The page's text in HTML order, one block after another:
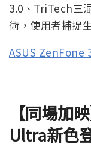
3.0、TriTech三
術，使用者捕捉
ASUS ZenFone
【同場加
Ultra新色